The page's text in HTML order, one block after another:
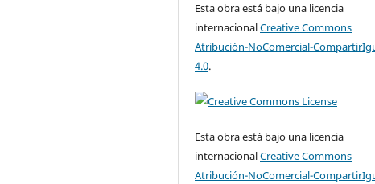
Esta obra está bajo una licencia
internacionalCreative Commons
Atribución-NoComercial-
4.0.
Esta obra está bajo una licencia
internacionalCreative Commons
Atribución-NoComercial-